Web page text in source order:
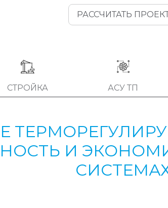
РАССЧИТАТЬ
СТРОЙКА АСУ ТП
И